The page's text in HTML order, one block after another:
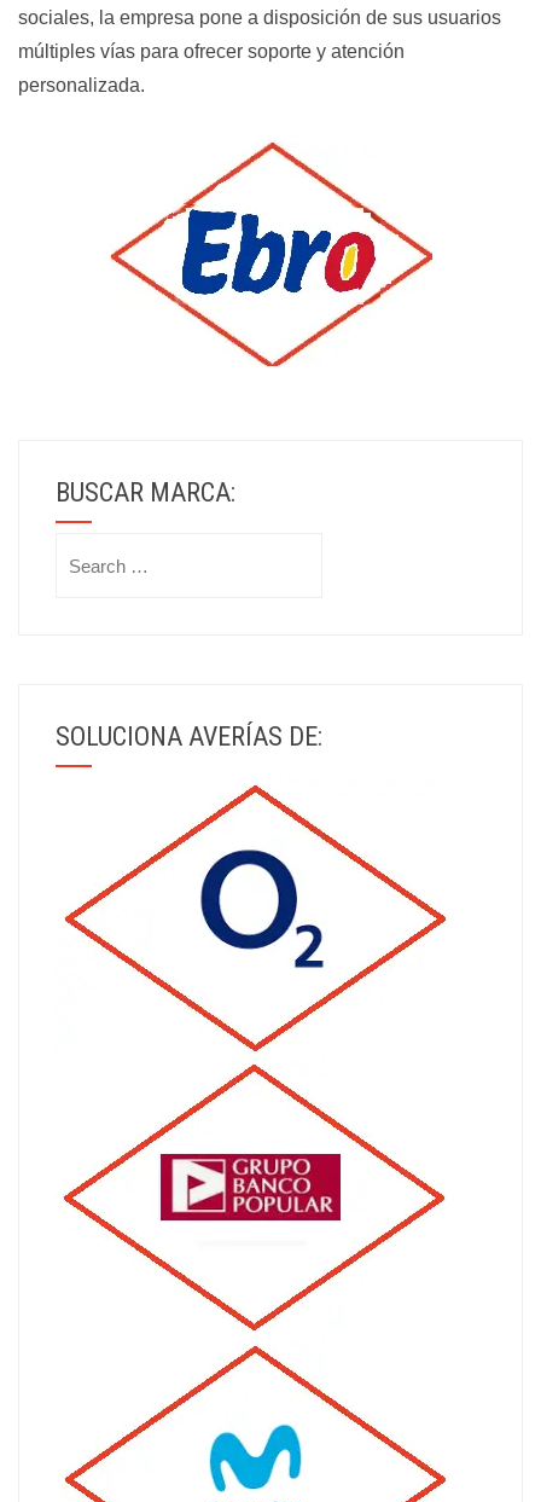
sociales, la empresa pone a disposición de sus usuarios
múltiples vías para ofrecer soporte y atención
personalizada.
BUSCAR MARCA:
SOLUCIONA AVERÍAS DE: